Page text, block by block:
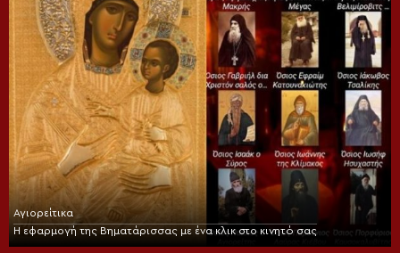
Αγιορείτικα
Η εφαρμογή της Βηματάρισσας με ένα κλικ στο κινητό σας